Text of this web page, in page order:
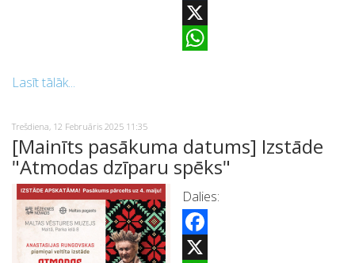
Facebook
X
Lasīt tālāk...
Trešdiena, 12 Februāris 2025 11:35
[Mainīts pasākuma datums] Izstāde
"Atmodas dzīparu spēks"
Dalies:
Facebook